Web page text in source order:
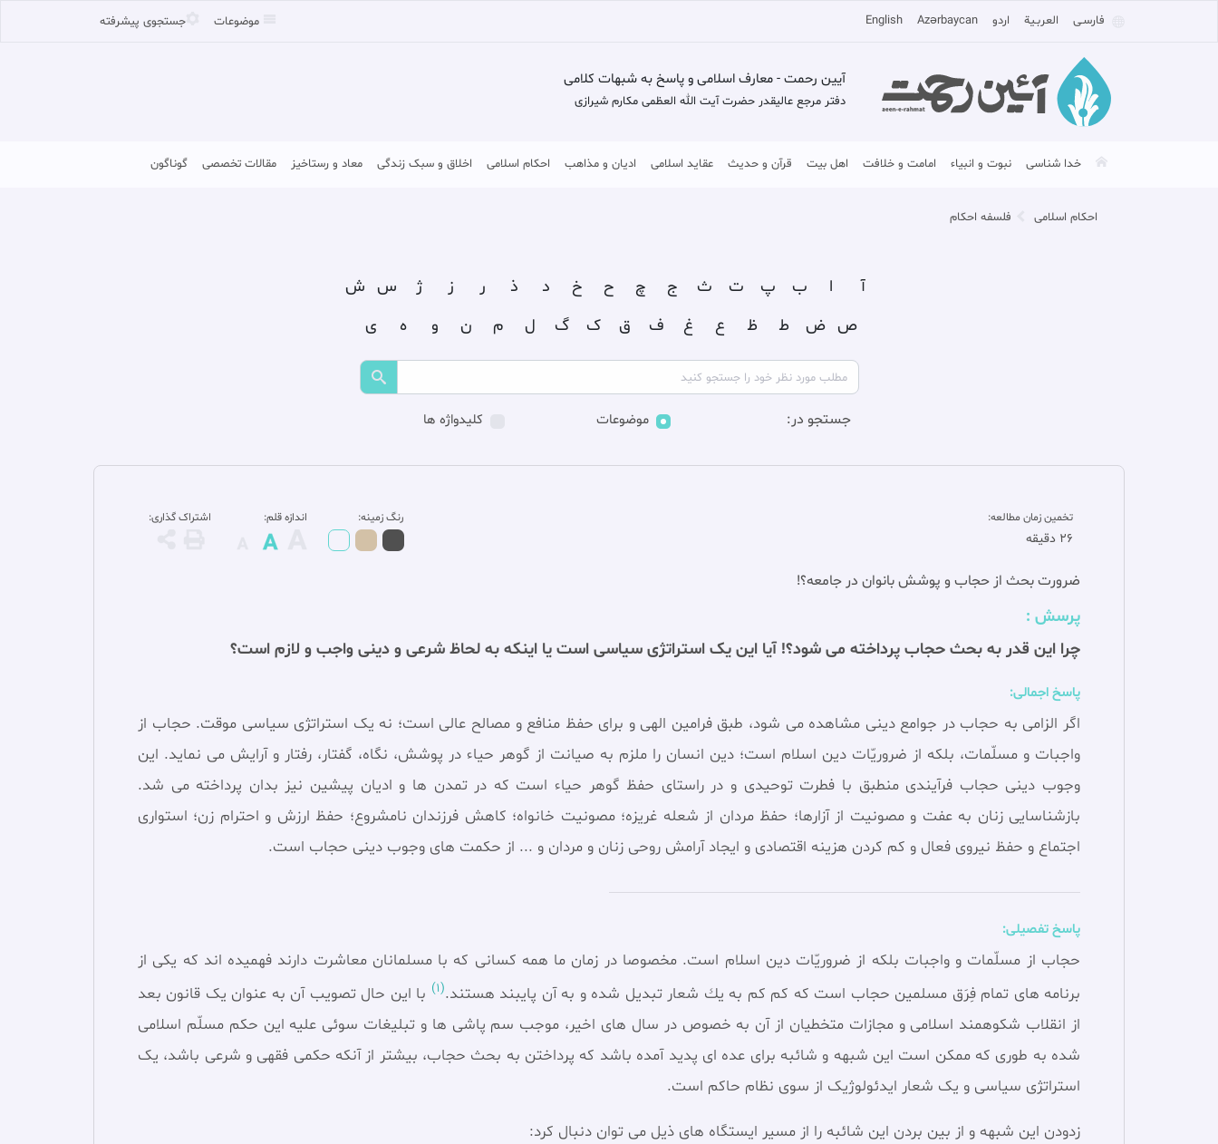
فارسـی العربـیة اردو Azərbaycan
English موضوعات جستجوی پیشرفته
آیین رحمت - معارف اسلامی و پاسخ به شبهات کلامی
دفتر مرجع عالیقدر حضرت آیت الله العظمی مکارم شیرازی
خدا شناسی نبوت و انبیاء امامت و خلافت اهل بیت قرآن و حدیث عقاید اسلامی ادیان و مذاهب احکام اسلامی اخلاق و سبک زندگی معاد و رستاخیز مقالات تخصصی گوناگون
احکام اسلامی فلسفه احکام
آ ا ب پ ت ث ج چ ح خ د ذ ر ز ژ س ش
ص ض ط ظ ع غ ف ق ک گ ل م ن و ه ی
جستجو در: موضوعات کلیدواژه ها
تخمین زمان مطالعه‌:
26 دقیقه
رنگ زمینه: اندازه قلم: اشتراک گذاری:
ضرورت بحث از حجاب و پوشش بانوان در جامعه؟!
پرسش :
چرا این قدر به بحث حجاب پرداخته می شود؟! آيا این یک استراتژی سياسی است يا اينكه به لحاظ شرعی و دينی واجب و لازم است؟
پاسخ اجمالی:
اگر الزامی به حجاب در جوامع دینی مشاهده می شود، طبق فرامین الهی و برای حفظ منافع و مصالح عالی است؛ نه یک استراتژی سياسی موقت. حجاب‏ از
واجبات و مسلّمات، بلكه از ضروريّات دين‏ اسلام است؛ دین انسان را ملزم به صیانت از گوهر حیاء در پوشش، نگاه، گفتار، رفتار و آرایش می نماید. این
وجوب دینی حجاب فرآیندی منطبق با فطرت توحیدی و در راستای حفظ گوهر حیاء است که در تمدن ها و ادیان پیشین نیز بدان پرداخته می شد.
بازشناسایی زنان به عفت و مصونیت از آزارها؛ حفظ مردان از شعله غریزه؛ مصونیت خانواه؛ کاهش فرزندان نامشروع؛ حفظ ارزش و احترام زن؛ استواری
اجتماع و حفظ نيروی فعال و كم كردن هزينه اقتصادی و ايجاد آرامش روحی زنان و مردان و ... از حکمت های وجوب دینی حجاب است.
پاسخ تفصیلی:
حجاب‏ از مسلّمات و واجبات بلكه از ضروريّات دين‏ اسلام است. مخصوصا در زمان ما همه كسانى كه با مسلمانان معاشرت دارند فهميده اند كه يكى از
برنامه هاى تمام فِرَق مسلمين حجاب است كه كم كم به يك شعار تبديل شده و به آن پايبند هستند.(1)
با این حال تصویب آن به عنوان یک قانون بعد
از انقلاب شکوهمند اسلامی و مجازات متخطیان از آن به خصوص در سال های اخیر، موجب سم پاشی ها و تبلیغات سوئی علیه این حکم مسلّم اسلامی
شده به طوری که ممکن است این شبهه و شائبه برای عده ای پدید آمده باشد که پرداختن به بحث حجاب، بیشتر از آنکه حکمی فقهی و شرعی باشد، یک
استراتژی سیاسی و یک شعار ایدئولوژیک از سوی نظام حاکم است.
زدودن این شبهه و از بین بردن این شائبه را از مسیر ایستگاه های ذیل می توان دنبال کرد: